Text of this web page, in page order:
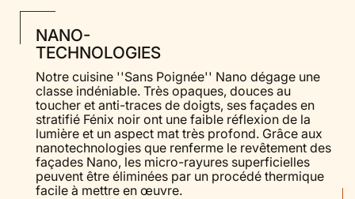
NANO-
TECHNOLOGIES
Notre cuisine ''Sans Poignée'' Nano dégage une
classe indéniable. Très opaques, douces au
toucher et anti-traces de doigts, ses façades en
stratifié Fénix noir ont une faible réflexion de la
lumière et un aspect mat très profond. Grâce aux
nanotechnologies que renferme le revêtement des
façades Nano, les micro-rayures superficielles
peuvent être éliminées par un procédé thermique
facile à mettre en œuvre.